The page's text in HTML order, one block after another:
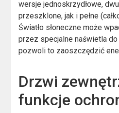
wersje jednoskrzydłowe,
przeszklone, jak i pełne
Światło słoneczne może
przez specjalne naświetla
pozwoli to zaoszczędzić
Drzwi
funkcje